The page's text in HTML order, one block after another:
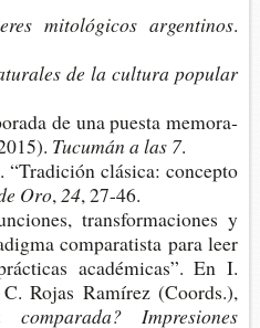
mito­ló­gi­cos argentinos.
de la cul­tu­ra popu­lar
de una pues­ta memo­ra­
Tucu­mán a las 7.
clá­si­ca: con­cep­to
Oro,24, 27-46.
trans­for­ma­cio­nes y
com­pa­ra­tis­ta para leer
aca­dé­mi­cas”. En I.
Rojas Ramí­rez (Coords.),
Impre­sio­nes